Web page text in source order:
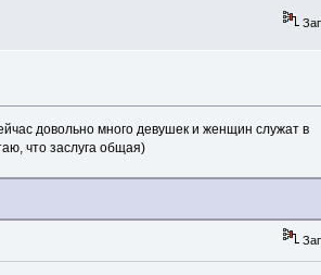
довольно много девушек и женщин служат в
что заслуга общая)